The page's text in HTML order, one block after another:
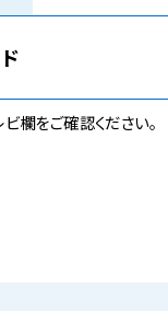
欄をご確認ください。